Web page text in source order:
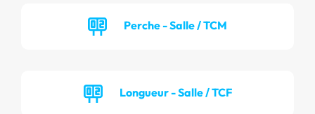
Perche - Salle / TCM
Longueur - Salle / TCF